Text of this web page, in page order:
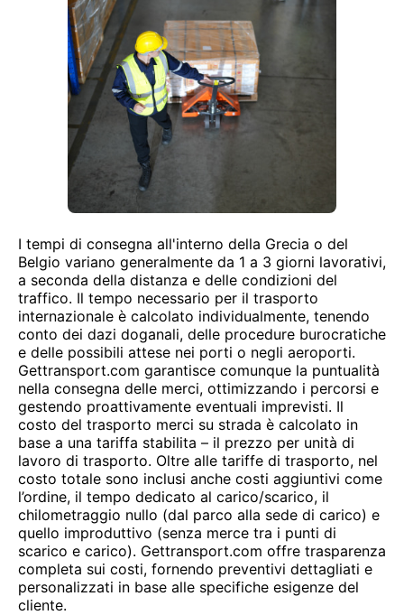
I tempi di consegna all'interno della Grecia o del
Belgio variano generalmente da 1 a 3 giorni lavorativi,
a seconda della distanza e delle condizioni del
traffico. Il tempo necessario per il trasporto
internazionale è calcolato individualmente, tenendo
conto dei dazi doganali, delle procedure burocratiche
e delle possibili attese nei porti o negli aeroporti.
Gettransport.com garantisce comunque la puntualità
nella consegna delle merci, ottimizzando i percorsi e
gestendo proattivamente eventuali imprevisti. Il
costo del trasporto merci su strada è calcolato in
base a una tariffa stabilita – il prezzo per unità di
lavoro di trasporto. Oltre alle tariffe di trasporto, nel
costo totale sono inclusi anche costi aggiuntivi come
l’ordine, il tempo dedicato al carico/scarico, il
chilometraggio nullo (dal parco alla sede di carico) e
quello improduttivo (senza merce tra i punti di
scarico e carico). Gettransport.com offre trasparenza
completa sui costi, fornendo preventivi dettagliati e
personalizzati in base alle specifiche esigenze del
cliente.